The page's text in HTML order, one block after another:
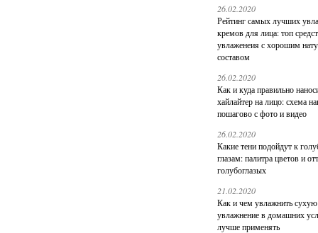
26.02.2020
Рейтинг самых лучших
кремов для лица: топ
увлаженеия с хорошим
составом
26.02.2020
Как и куда правильно
хайлайтер на лицо: схема
пошагово с фото и видео
26.02.2020
Какие тени подойдут к
глазам: палитра цветов и
голубоглазых
21.02.2020
Как и чем увлажнить
увлажнение в домашних
лучше применять